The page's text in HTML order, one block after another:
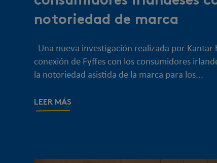
notoriedad de marca
Una nueva investigación realizada por Kantar
conexión de Fyffes con los consumidores
la notoriedad asistida de la marca para los...
LEER MÁS